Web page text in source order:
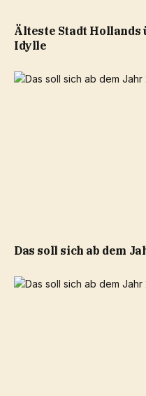
Älteste Stadt
Idylle
Das soll sich ab dem